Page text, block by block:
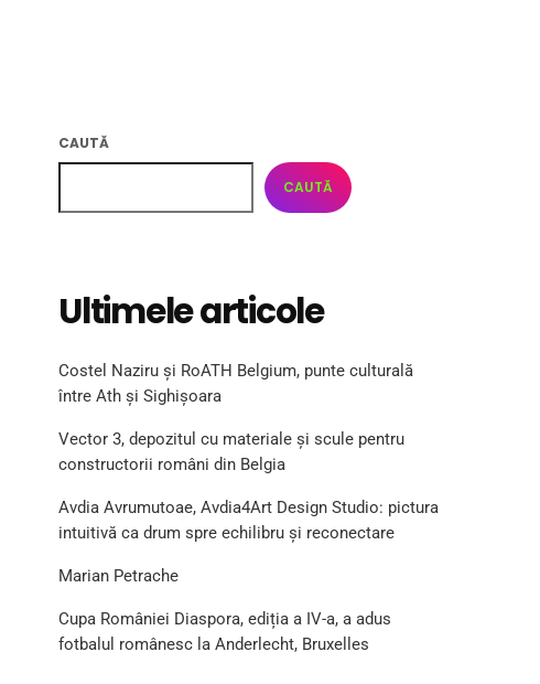
CAUTĂ
CAUTĂ
Ultimele articole
Costel Naziru și RoATH Belgium, punte culturală
între Ath și Sighișoara
Vector 3, depozitul cu materiale și scule pentru
constructorii români din Belgia
Avdia Avrumutoae, Avdia4Art Design Studio: pictura
intuitivă ca drum spre echilibru și reconectare
Marian Petrache
Cupa României Diaspora, ediția a IV-a, a adus
fotbalul românesc la Anderlecht, Bruxelles